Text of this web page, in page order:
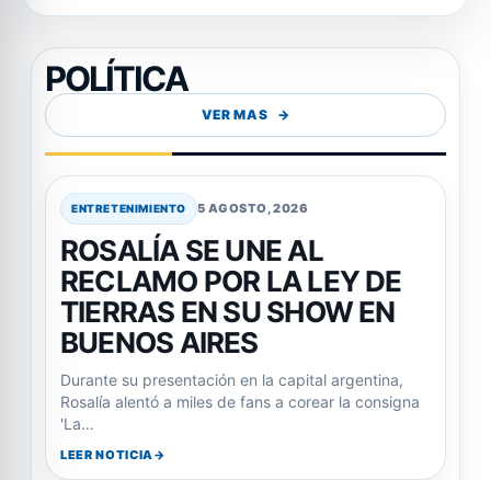
POLÍTICA
VER MAS
ENTRETENIMIENTO 5 AGOSTO, 2026
ROSALÍA SE UNE AL
RECLAMO POR LA LEY DE
TIERRAS EN SU SHOW EN
BUENOS AIRES
Durante su presentación en la capital argentina,
Rosalía alentó a miles de fans a corear la consigna
'La…
LEER NOTICIA